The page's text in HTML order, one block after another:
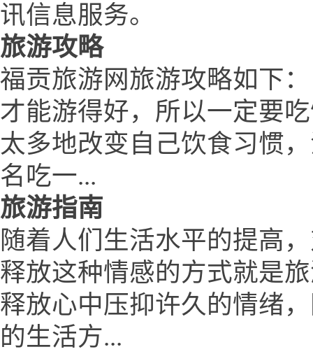
讯信息服务。
旅游攻略
福贡旅游网旅游攻略如下
才能游得好，所以一定要
太多地改变自己饮食习惯
名吃一...
旅游指南
随着人们生活水平的提高
释放这种情感的方式就是
释放心中压抑许久的情绪
的生活方...